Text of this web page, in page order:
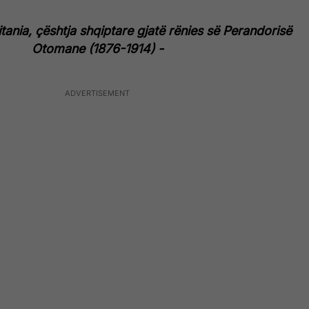
çështja shqiptare gjatë rënies së Perandorisë
Otomane (1876-1914) -